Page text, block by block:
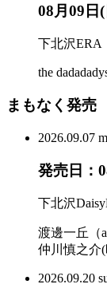
08月09日
下北沢ERA
the
まもなく発売
2026.09.07
発売日：
下北沢
渡邊一丘（
仲川慎之介
2026.09.20